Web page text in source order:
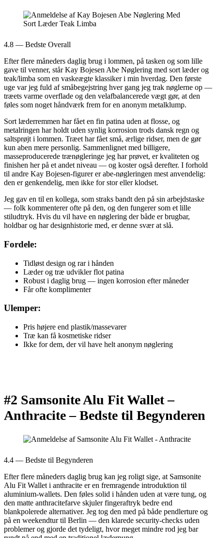
4.8 — Bedste Overall
Efter flere måneders daglig brug i lommen, på tasken og som lille
gave til venner, står Kay Bojesen Abe Nøglering med sort læder og
teak/limba som en vaskeægte klassiker i min hverdag. Den første
uge var jeg fuld af småbegejstring hver gang jeg trak nøglerne op —
træets varme overflade og den velafbalancerede vægt gør, at den
føles som noget håndværk frem for en anonym metalklump.
Sort læderremmen har fået en fin patina uden at flosse, og
metalringen har holdt uden synlig korrosion trods dansk regn og
saltsprøjt i lommen. Træet har fået små, ærlige ridser, men de gør
kun aben mere personlig. Sammenlignet med billigere,
masseproducerede trænøgleringe jeg har prøvet, er kvaliteten og
finishen her på et andet niveau — og koster også derefter. I forhold
til andre Kay Bojesen-figurer er abe-nøgleringen mest anvendelig:
den er genkendelig, men ikke for stor eller klodset.
Jeg gav en til en kollega, som straks bandt den på sin arbejdstaske
— folk kommenterer ofte på den, og den fungerer som et lille
stiludtryk. Hvis du vil have en nøglering der både er brugbar,
holdbar og har designhistorie med, er denne svær at slå.
Fordele:
Tidløst design og rar i hånden
Læder og træ udvikler flot patina
Robust i daglig brug — ingen korrosion efter måneder
Får ofte komplimenter
Ulemper:
Pris højere end plastik/massevarer
Træ kan få kosmetiske ridser
Ikke for dem, der vil have helt anonym nøglering
#2 Samsonite Alu Fit Wallet –
Anthracite –Bedste til Begynderen
4.4 — Bedste til Begynderen
Efter flere måneders daglig brug kan jeg roligt sige, at Samsonite
Alu Fit Wallet i anthracite er en fremragende introduktion til
aluminium-wallets. Den føles solid i hånden uden at være tung, og
den matte anthracitefarve skjuler fingeraftryk bedre end
blankpolerede alternativer. Jeg tog den med på både pendlerture og
på en weekendtur til Berlin — den klarede security-checks uden
problemer og gjorde det tydeligt, hvor meget mindre rod jeg bar